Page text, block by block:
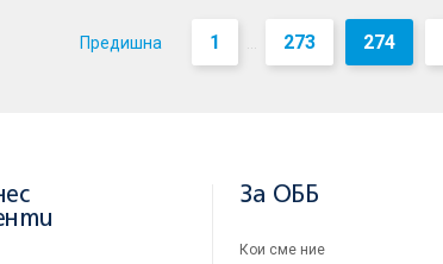
Предишна 1 ... 273 274
За ОББ
Кои сме ние